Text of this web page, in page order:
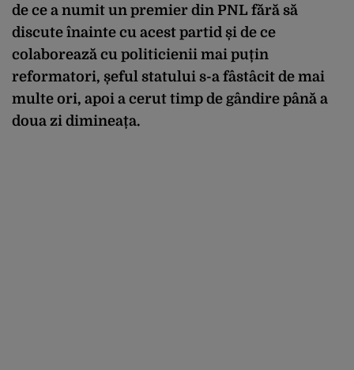
de ce a numit un premier din PNL fără să
discute înainte cu acest partid și de ce
colaborează cu politicienii mai puțin
reformatori, șeful statului s-a fâstâcit de mai
multe ori, apoi a cerut timp de gândire până a
doua zi dimineața.